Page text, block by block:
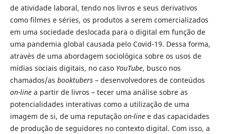
de atividade laboral, tendo nos livros e seus derivativos
como filmes e séries, os produtos a serem comercializados
em uma sociedade deslocada para o digital em função de
uma pandemia global causada pelo Covid-19. Dessa forma,
através de uma abordagem sociológica sobre os usos de
mídias sociais digitais, no caso YouTube, busco nos
chamados/as booktubers– desenvolvedores de conteúdos
on-line a partir de livros – tecer uma análise sobre as
potencialidades interativas como a utilização de uma
imagem de si, de uma reputação on-linee das capacidades
de produção de seguidores no contexto digital. Com isso, a